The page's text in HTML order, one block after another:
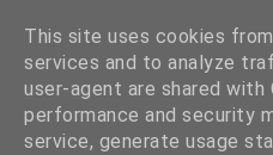
This site uses cookies
services and to analyze
user-agent are shared with
performance and security
service, generate usage